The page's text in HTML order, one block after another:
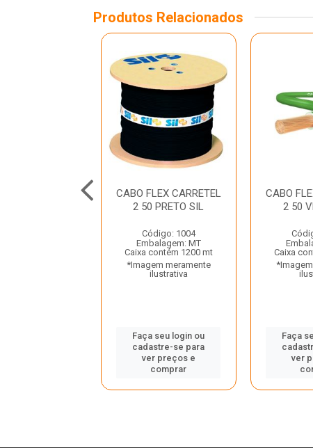
Produtos Relacionados
CABO FLEX CARRETEL
2 50 PRETO SIL
Código: 1004
Embalagem: MT
Caixa contém 1200 mt
*Imagem meramente
ilustrativa
Faça seu login ou
cadastre-se para
ver preços e
comprar
CABO
2 50
Caixa
Faça
ver